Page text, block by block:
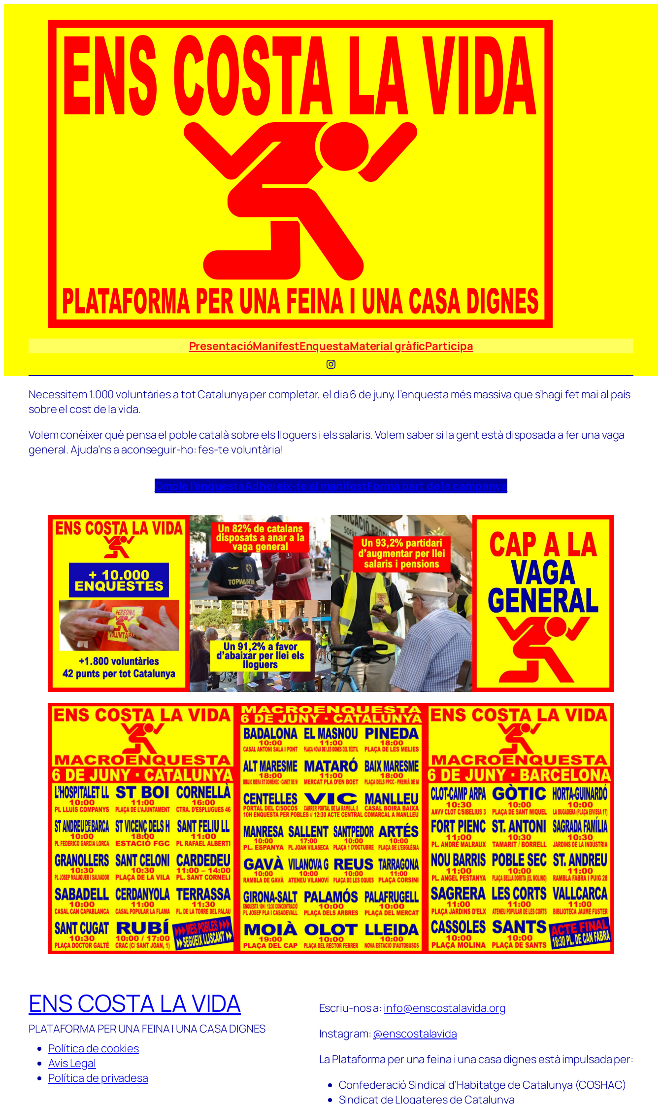
PresentacióManifestEnquestaMaterial gràficParticipa
Instagram
Necessitem 1.000 voluntàries a tot Catalunya per completar, el dia 6 de juny, l’enquesta més massiva que s’hagi fet mai al país
sobre el cost de la vida.
Volem conèixer què pensa el poble català sobre els lloguers i els salaris. Volem saber si la gent està disposada a fer una vaga
general. Ajuda’ns a aconseguir-ho: fes-te voluntària!
Omple l’enquestaAdhereix-te al manifestForma part de la campanya
ENS COSTA LA VIDA
PLATAFORMA PER UNA FEINA I UNA CASA DIGNES
Política de cookies
Avís Legal
Política de privadesa
Escriu-nos a: info@enscostalavida.org
Instagram: @enscostalavida
La Plataforma per una feina i una casa dignes està impulsada per:
Confederació Sindical d’Habitatge de Catalunya (COSHAC)
Sindicat de Llogateres de Catalunya